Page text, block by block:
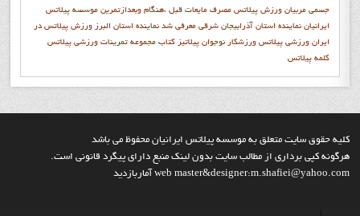
جسمی مربیان ورزش پیلاتس مصرف مایعات قبل ،هنگام وبعدازتمرین موسسه پیلاتس
ایرانیان نماينده استان آذرابيجان شرقي معرفي شد نماينده استان البرز ورزش پیلاتس در
ایران ورزشي پيلاتس ورزشکار نوجوان پيلاتيز کتاب مجموعه تمرينات ورزشي پيلاتس
کلمه پيلاتس
کليه حقوق سايت متعلق به موسسه پيلاتس ايرانيان محفوظ مي باشد
هرگونه کپي برداري از مطالب سايت بدون لينک منبع داراي پيگرد قانوني است.
web master&designer:m.shafiei@yahoo.com آماربازديد